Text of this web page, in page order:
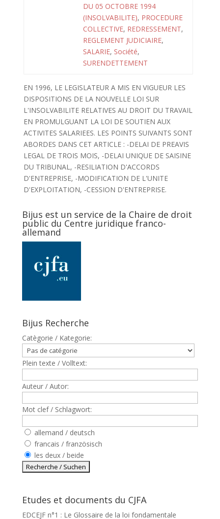
DU 05 OCTOBRE 1994
(INSOLVABILITE), PROCEDURE
COLLECTIVE, REDRESSEMENT,
REGLEMENT JUDICIAIRE,
SALARIE, Société,
SURENDETTEMENT
EN 1996, LE LEGISLATEUR A MIS EN VIGUEUR LES
DISPOSITIONS DE LA NOUVELLE LOI SUR
L'INSOLVABILITE RELATIVES AU DROIT DU TRAVAIL
EN PROMULGUANT LA LOI DE SOUTIEN AUX
ACTIVITES SALARIEES. LES POINTS SUIVANTS SONT
ABORDES DANS CET ARTICLE : -DELAI DE PREAVIS
LEGAL DE TROIS MOIS, -DELAI UNIQUE DE SAISINE
DU TRIBUNAL, -RESILIATION D'ACCORDS
D'ENTREPRISE, -MODIFICATION DE L'UNITE
D'EXPLOITATION, -CESSION D'ENTREPRISE.
Bijus est un service de la Chaire de droit
public du Centre juridique franco-
allemand
Bijus Recherche
Catègorie / Kategorie:
Plein texte / Volltext:
Auteur / Autor:
Mot clef / Schlagwort:
allemand / deutsch
francais / französisch
les deux / beide
Etudes et documents du CJFA
EDCEJF n°1 : Le Glossaire de la loi fondamentale